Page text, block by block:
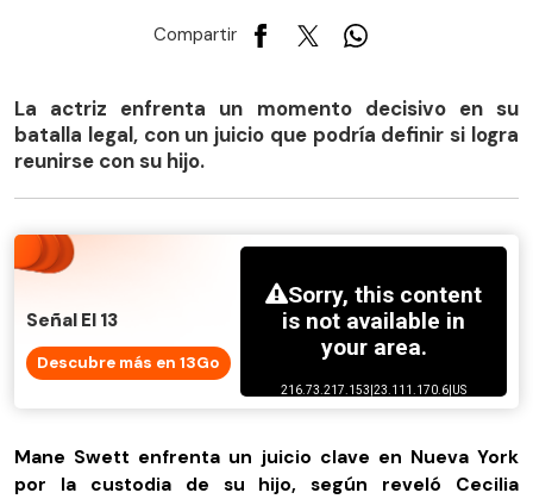
Compartir
La actriz enfrenta un momento decisivo en su
batalla legal, con un juicio que podría definir si logra
reunirse con su hijo.
Señal El 13
Descubre más en 13Go
Mane Swett enfrenta un juicio clave en Nueva York
por la custodia de su hijo, según reveló Cecilia